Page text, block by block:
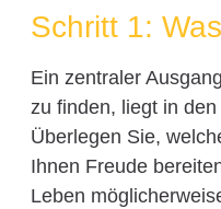
Schritt 1:
Ein zentraler
zu finden, liegt in
Überlegen Sie,
Ihnen Freude
Leben